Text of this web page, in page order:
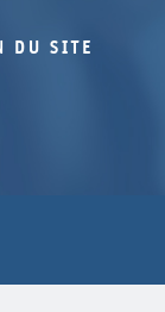
DU SITE